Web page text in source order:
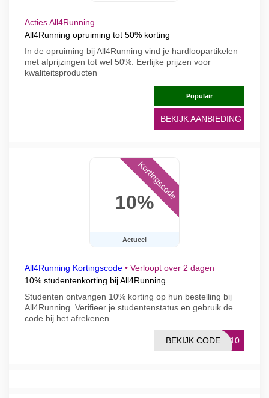
Acties All4Running
All4Running opruiming tot 50% korting
In de opruiming bij All4Running vind je hardloopartikelen
met afprijzingen tot wel 50%. Eerlijke prijzen voor
kwaliteitsproducten
Populair
BEKIJK AANBIEDING
10%
Actueel
Kortingscode
All4Running Kortingscode • Verloopt over 2 dagen
10% studentenkorting bij All4Running
Studenten ontvangen 10% korting op hun bestelling bij
All4Running. Verifieer je studentenstatus en gebruik de
code bij het afrekenen
EL10
BEKIJK CODE